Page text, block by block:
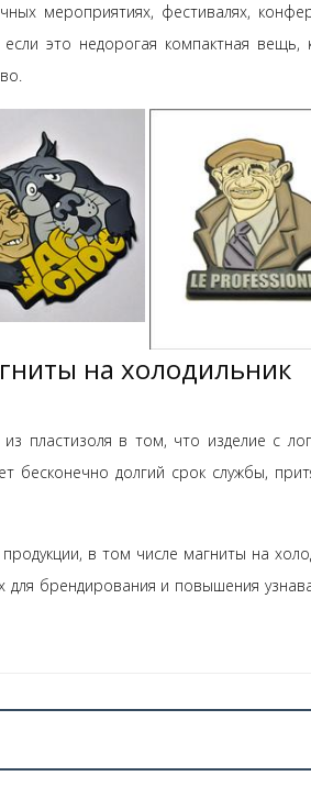
мероприятиях, фестивалях,
это недорогая компактная вещь,
на холодильник
пластизоля в том, что изделие с
долгий срок службы,
в том числе магниты на
для брендирования и повышения